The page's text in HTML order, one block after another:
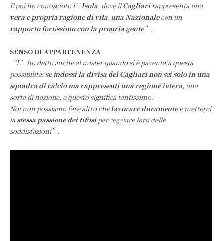
E poi ho conosciuto l’ Isola, dove ilCagliari rappresenta una
vera e propria ragione di vita, una Nazionalecon un
rapporto fortissimo con la propria gente”.
SENSO DI APPARTENENZA
“L’ho detto anche al mister quando si è paventata questa
possibilità:se indossi la divisa del Cagliari non sei solo in una
squadra di calcio ma rappresenti una regione intera, una
sorta di nazione, e questo significa tantissimo.
Noi non possiamo fare altro chelavorare duramentee metterci
la stessa passione dei tifosi per regalare loro delle
soddisfazioni”.